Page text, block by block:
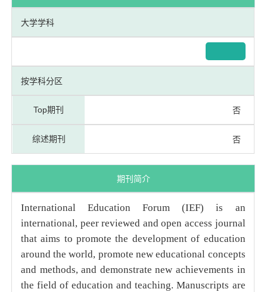
大学学科
按学科分区
Top期刊 否
综述期刊 否
期刊简介
International Education Forum (IEF) is an
international, peer reviewed and open access journal
that aims to promote the development of education
around the world, promote new educational concepts
and methods, and demonstrate new achievements in
the field of education and teaching. Manuscripts are